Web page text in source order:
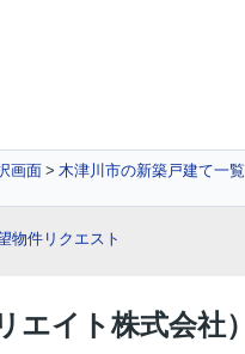
画面 木津川市の新築戸建て一覧
物件リクエスト
イト株式会社）